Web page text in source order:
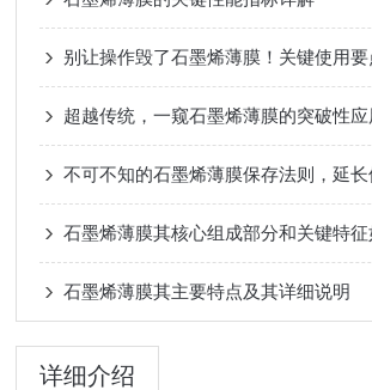
超越传统，一窥石墨烯薄膜的突破性应
不可不知的石墨烯薄膜保存法则，延长
石墨烯薄膜其核心组成部分和关键特
石墨烯薄膜其主要特点及其详细说明
详细介绍